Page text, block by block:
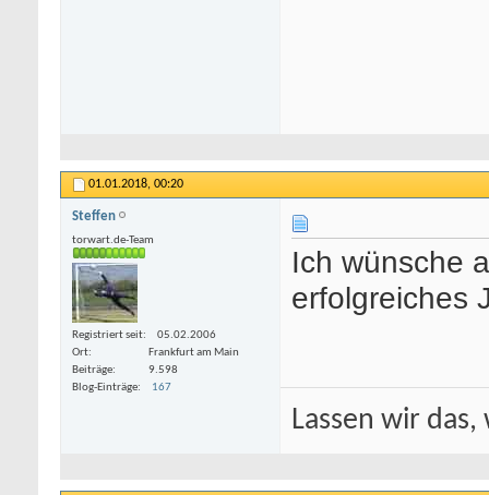
01.01.2018, 00:20
Steffen
torwart.de-Team
Registriert seit
05.02.2006
Ort
Frankfurt am Main
Beiträge
9.598
Blog-Einträge
167
Ich wünsche
erfolgreiches
Lassen wir